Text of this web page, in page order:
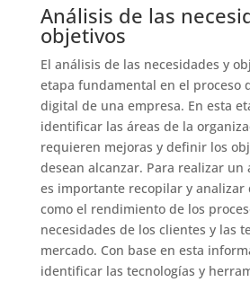
Análisis de las
objetivos
El análisis de las necesidades y
etapa fundamental en el proceso
digital de una empresa. En esta
identificar las áreas de la
requieren mejoras y definir los
desean alcanzar. Para realizar un
es importante recopilar y analizar
como el rendimiento de los
necesidades de los clientes y las
mercado. Con base en esta
identificar las tecnologías y